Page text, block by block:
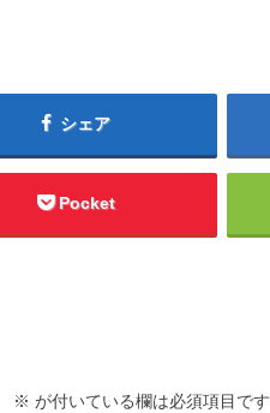
シェア
Pocket
※ が付いている欄は必須項目です